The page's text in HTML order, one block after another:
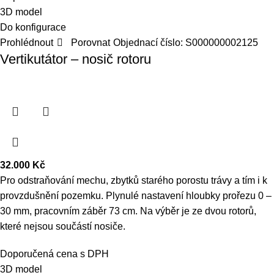
3D model
Do konfigurace
Prohlédnout
Porovnat Objednací číslo: S000000002125
Vertikutátor – nosič rotoru
32.000 Kč
Pro odstraňování mechu, zbytků starého porostu trávy a tím i k
provzdušnění pozemku. Plynulé nastavení hloubky prořezu 0 –
30 mm, pracovním záběr 73 cm. Na výběr je ze dvou rotorů,
které nejsou součástí nosiče.
Doporučená cena s DPH
3D model